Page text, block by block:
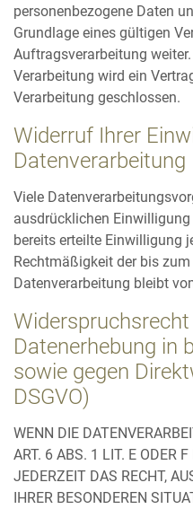
personenbezogene Daten
Grundlage eines gültigen
Auftragsverarbeitung
Verarbeitung wird ein
Verarbeitung geschlossen.
Widerruf Ihrer
Datenverarbeitung
Viele
ausdrücklichen
bereits erteilte Einwilligung
Rechtmäßigkeit der bis
Datenverarbeitung bleibt
Datenerhebung in
sowie gegen
DSGVO)
WENN DIE
ART. 6 ABS. 1 LIT. E ODER
JEDERZEIT DAS RECHT,
IHRER BESONDEREN